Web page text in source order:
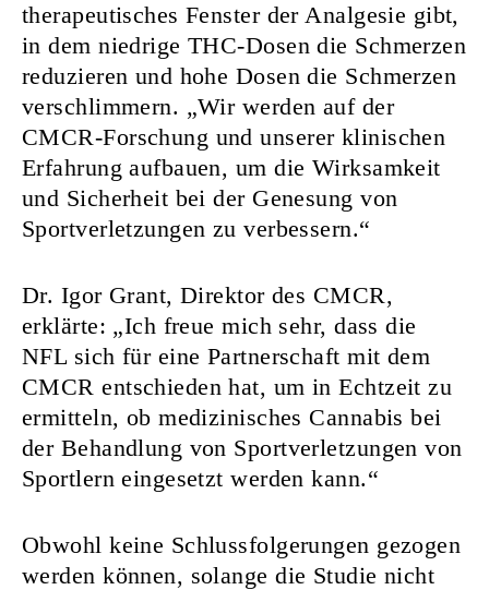
therapeutisches Fenster der Analgesie gibt,
in dem niedrige THC-Dosen die Schmerzen
reduzieren und hohe Dosen die Schmerzen
verschlimmern. „Wir werden auf der
CMCR-Forschung und unserer klinischen
Erfahrung aufbauen, um die Wirksamkeit
und Sicherheit bei der Genesung von
Sportverletzungen zu verbessern.“
Dr. Igor Grant, Direktor des CMCR,
erklärte: „Ich freue mich sehr, dass die
NFL sich für eine Partnerschaft mit dem
CMCR entschieden hat, um in Echtzeit zu
ermitteln, ob medizinisches Cannabis bei
der Behandlung von Sportverletzungen von
Sportlern eingesetzt werden kann.“
Obwohl keine Schlussfolgerungen gezogen
werden können, solange die Studie nicht